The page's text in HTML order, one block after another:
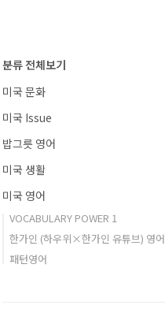
분류 전체보기
미국 문화
미국 Issue
밥그릇 영어
미국 생활
미국 영어
VOCABULARY POWER 1
한가인 (하우위×한가인 유튜브) 영어
패턴영어